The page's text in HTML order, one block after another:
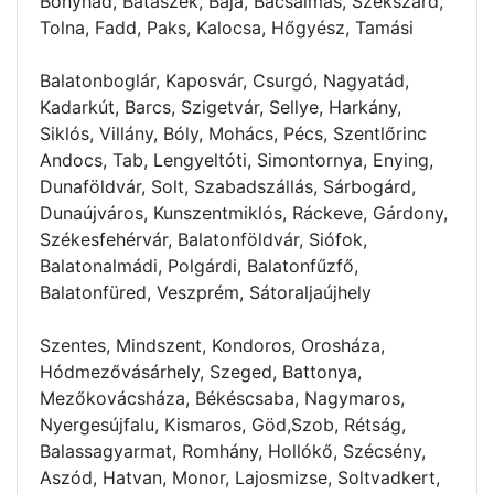
Tolna, Fadd, Paks, Kalocsa, Hőgyész, Tamási
Balatonboglár, Kaposvár, Csurgó, Nagyatád,
Kadarkút, Barcs, Szigetvár, Sellye, Harkány,
Siklós, Villány, Bóly, Mohács, Pécs, Szentlőrinc
Andocs, Tab, Lengyeltóti, Simontornya, Enying,
Dunaföldvár, Solt, Szabadszállás, Sárbogárd,
Dunaújváros, Kunszentmiklós, Ráckeve, Gárdony,
Székesfehérvár, Balatonföldvár, Siófok,
Balatonalmádi, Polgárdi, Balatonfűzfő,
Balatonfüred, Veszprém, Sátoraljaújhely
Szentes, Mindszent, Kondoros, Orosháza,
Hódmezővásárhely, Szeged, Battonya,
Mezőkovácsháza, Békéscsaba, Nagymaros,
Nyergesújfalu, Kismaros, Göd,Szob, Rétság,
Balassagyarmat, Romhány, Hollókő, Szécsény,
Aszód, Hatvan, Monor, Lajosmizse, Soltvadkert,